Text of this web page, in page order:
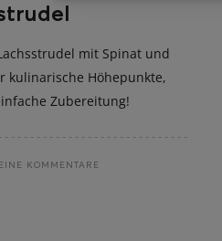
mit Spinat und
kulinarische Höhepunkte,
Zubereitung!
KOMMENTARE